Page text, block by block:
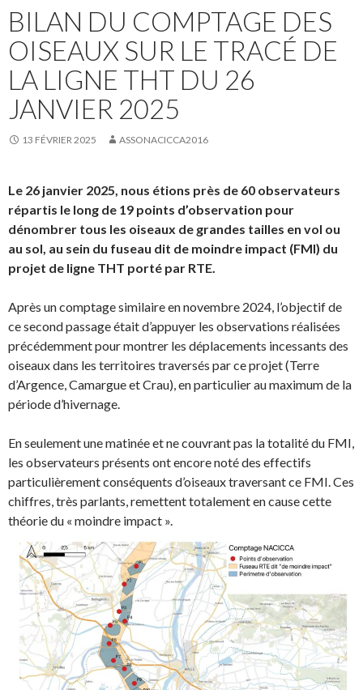
BILAN DU COMPTAGE DES
OISEAUX SUR LE TRACÉ DE
LA LIGNE THT DU 26
JANVIER 2025
13 FÉVRIER 2025 ASSONACICCA2016
Le 26 janvier 2025, nous étions près de 60 observateurs
répartis le long de 19 points d’observation pour
dénombrer tous les oiseaux de grandes tailles en vol ou
au sol, au sein du fuseau dit de moindre impact (FMI) du
projet de ligne THT porté par RTE.
Après un comptage similaire en novembre 2024, l’objectif de
ce second passage était d’appuyer les observations réalisées
précédemment pour montrer les déplacements incessants des
oiseaux dans les territoires traversés par ce projet (Terre
d’Argence, Camargue et Crau), en particulier au maximum de la
période d’hivernage.
En seulement une matinée et ne couvrant pas la totalité du FMI,
les observateurs présents ont encore noté des effectifs
particulièrement conséquents d’oiseaux traversant ce FMI. Ces
chiffres, très parlants, remettent totalement en cause cette
théorie du « moindre impact ».